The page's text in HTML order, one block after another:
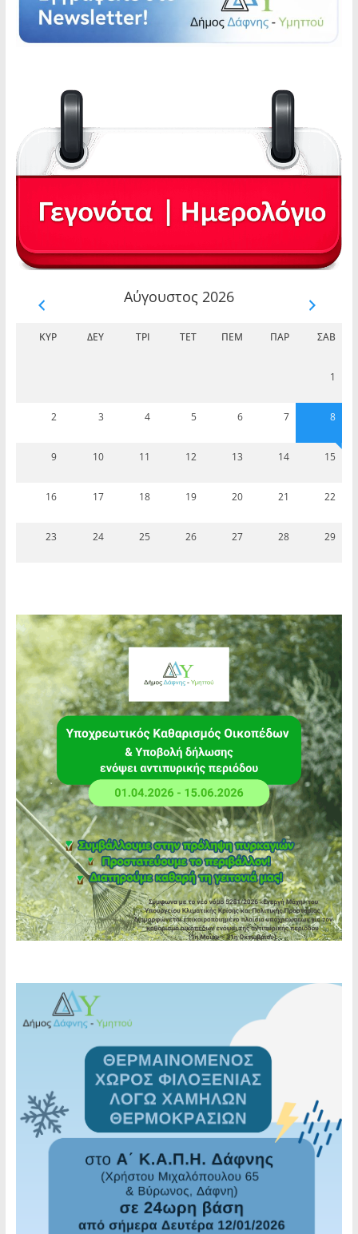
Αύγουστος 2026
ΚΥΡ ΔΕΥ ΤΡΊ ΤΕΤ ΠΈΜ ΠΑΡ ΣΆΒ
1
2 3 4 5 6 7 8
9 10 11 12 13 14 15
16 17 18 19 20 21 22
23 24 25 26 27 28 29